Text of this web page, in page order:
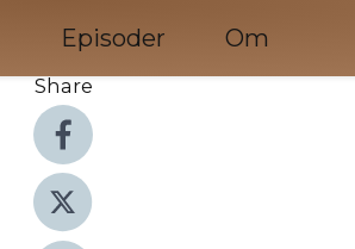
Episoder Om
Share